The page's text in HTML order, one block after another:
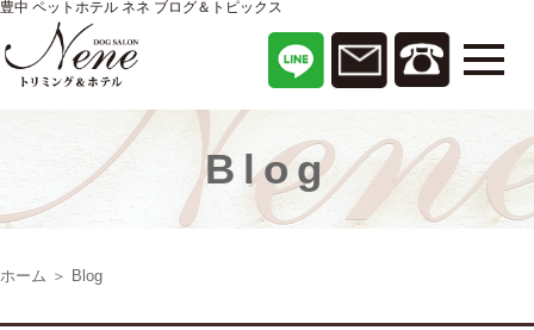
豊中 ペットホテル ネネ ブログ＆トピックス
Blog
ホーム ＞ Blog